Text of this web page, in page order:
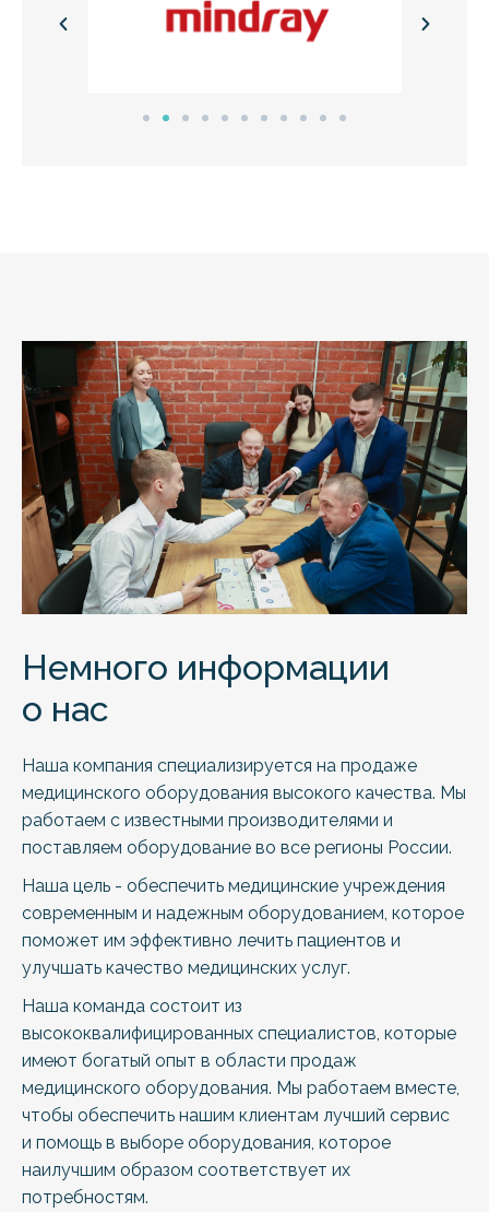
Немного информации
о нас
Наша компания специализируется на продаже
медицинского оборудования высокого качества. Мы
работаем с известными производителями и
поставляем оборудование во все регионы России.
Наша цель - обеспечить медицинские учреждения
современным и надежным оборудованием, которое
поможет им эффективно лечить пациентов и
улучшать качество медицинских услуг.
Наша команда состоит из
высококвалифицированных специалистов, которые
имеют богатый опыт в области продаж
медицинского оборудования. Мы работаем вместе,
чтобы обеспечить нашим клиентам лучший сервис
и помощь в выборе оборудования, которое
наилучшим образом соответствует их
потребностям.